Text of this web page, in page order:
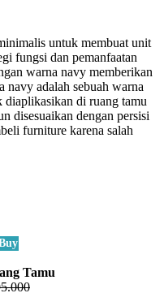
untuk membuat unit
fungsi dan pemanfaatan
warna navy memberikan
navy adalah sebuah warna
diaplikasikan di ruang tamu
disesuaikan dengan persisi
furniture karena salah
Tamu